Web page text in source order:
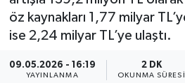
öz kaynakları 1,77 milyar
ise 2,24 milyar TL’ye ulaştı.
09.05.2026 - 16:19
YAYINLANMA
2 DK
OKUNMA SÜRESI